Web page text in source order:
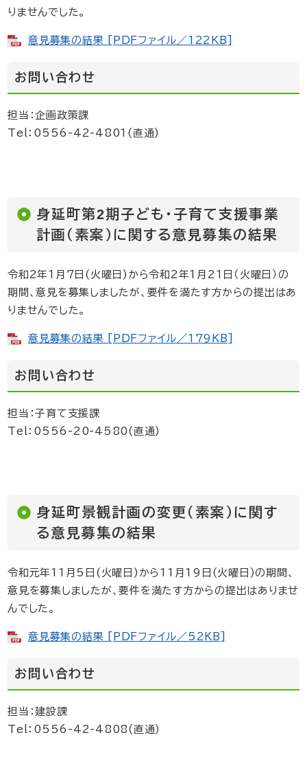
りませんでした。
意見募集の結果 [PDFファイル／122KB]
お問い合わせ
担当：企画政策課
Tel：0556-42-4801(直通)
身延町第2期子ども・子育て支援事業
計画（素案）に関する意見募集の結果
令和2年1月7日(火曜日)から令和2年1月21日（火曜日）の
期間、意見を募集しましたが、要件を満たす方からの提出はあ
りませんでした。
意見募集の結果 [PDFファイル／179KB]
お問い合わせ
担当：子育て支援課
Tel：0556-20-4580(直通)
身延町景観計画の変更（素案）に関す
る意見募集の結果
令和元年11月5日(火曜日)から11月19日(火曜日)の期間、
意見を募集しましたが、要件を満たす方からの提出はありませ
んでした。
意見募集の結果 [PDFファイル／52KB]
お問い合わせ
担当：建設課
Tel：0556-42-4808(直通)